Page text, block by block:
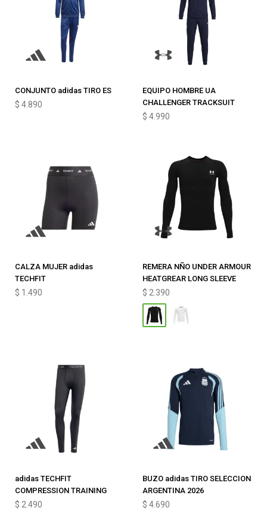
CONJUNTO adidas TIRO ES
$ 4.890
EQUIPO HOMBRE UA
CHALLENGER TRACKSUIT
$ 4.990
CALZA MUJER adidas
TECHFIT
$ 1.490
REMERA NÑO UNDER ARMOUR
HEATGREAR LONG SLEEVE
$ 2.390
adidas TECHFIT
COMPRESSION TRAINING
$ 2.490
BUZO adidas TIRO SELECCION
ARGENTINA 2026
$ 4.690